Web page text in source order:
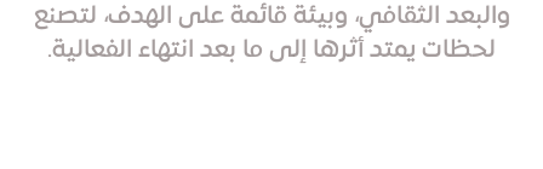
والبعد الثقافي، وبيئة قائمة على الهدف، لتصنع
لحظات يمتد أثرها إلى ما بعد انتهاء الفعالية.